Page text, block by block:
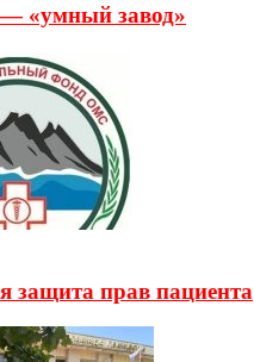
«умный завод»
защита прав пациента